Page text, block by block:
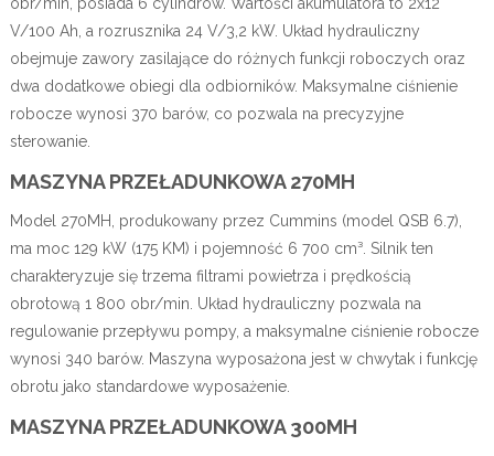
V/100 Ah, a rozrusznika 24 V/3,2 kW. Układ hydrauliczny
obejmuje zawory zasilające do różnych funkcji roboczych oraz
dwa dodatkowe obiegi dla odbiorników. Maksymalne ciśnienie
robocze wynosi 370 barów, co pozwala na precyzyjne
sterowanie.
MASZYNA PRZEŁADUNKOWA 270MH
Model 270MH, produkowany przez Cummins (model QSB 6.7),
ma moc 129 kW (175 KM) i pojemność 6 700 cm³. Silnik ten
charakteryzuje się trzema filtrami powietrza i prędkością
obrotową 1 800 obr/min. Układ hydrauliczny pozwala na
regulowanie przepływu pompy, a maksymalne ciśnienie robocze
wynosi 340 barów. Maszyna wyposażona jest w chwytak i funkcję
obrotu jako standardowe wyposażenie.
MASZYNA PRZEŁADUNKOWA 300MH